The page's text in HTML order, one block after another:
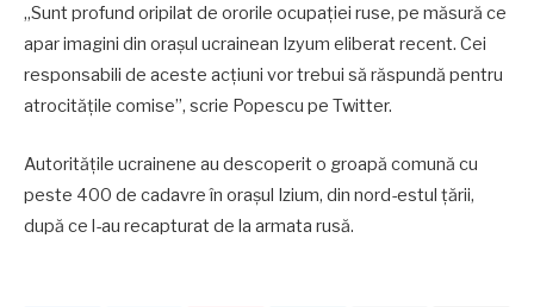
„Sunt profund oripilat de ororile ocupației ruse, pe măsură ce
apar imagini din orașul ucrainean Izyum eliberat recent. Cei
responsabili de aceste acțiuni vor trebui să răspundă pentru
atrocitățile comise”, scrie Popescu pe Twitter.
Autorităţile ucrainene au descoperit o groapă comună cu
peste 400 de cadavre în oraşul Izium, din nord-estul ţării,
după ce l-au recapturat de la armata rusă.